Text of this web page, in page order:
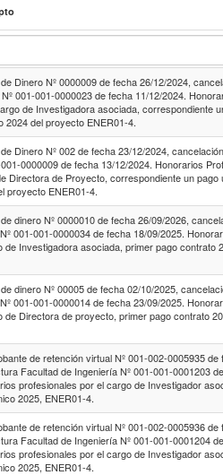
Dinero Nº 0000009 de fecha 26/12/2024,
001-001-0000023 de fecha 11/12/2024.
de Investigadora asociada, correspondiente
2024 del proyecto ENER01-4.
Dinero Nº 002 de fecha 23/12/2024,
0000009 de fecha 13/12/2024. Honorarios
Directora de Proyecto, correspondiente un pago
proyecto ENER01-4.
dinero Nº 0000010 de fecha 26/09/2026,
001-001-0000034 de fecha 18/09/2025.
de Investigadora asociada, primer pago contrato
dinero Nº 00005 de fecha 02/10/2025,
001-001-0000014 de fecha 23/09/2025.
de Directora de proyecto, primer pago contrato
de retención virtual Nº 001-002-0005935 de
Facultad de Ingeniería Nº 001-001-0001203
profesionales por el cargo de Investigador
2025, ENER01-4.
de retención virtual Nº 001-002-0005936 de
Facultad de Ingeniería Nº 001-001-0001204
profesionales por el cargo de Investigador
2025, ENER01-4.